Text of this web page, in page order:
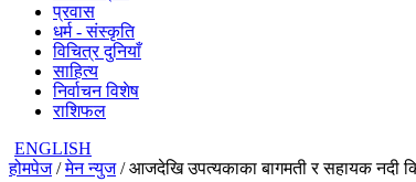
प्रवास
धर्म - संस्कृति
विचित्र दुनियाँ
साहित्य
निर्वाचन विशेष
राशिफल
ENGLISH
होमपेज/मेन न्युज/ आजदेखि उपत्यकाका बागमती र सहायक नदी